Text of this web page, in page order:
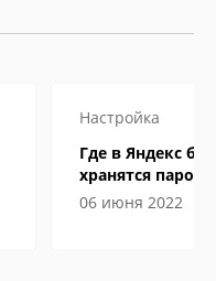
Настройка
Где в Яндекс
хранятся пароли
06 июня 2022